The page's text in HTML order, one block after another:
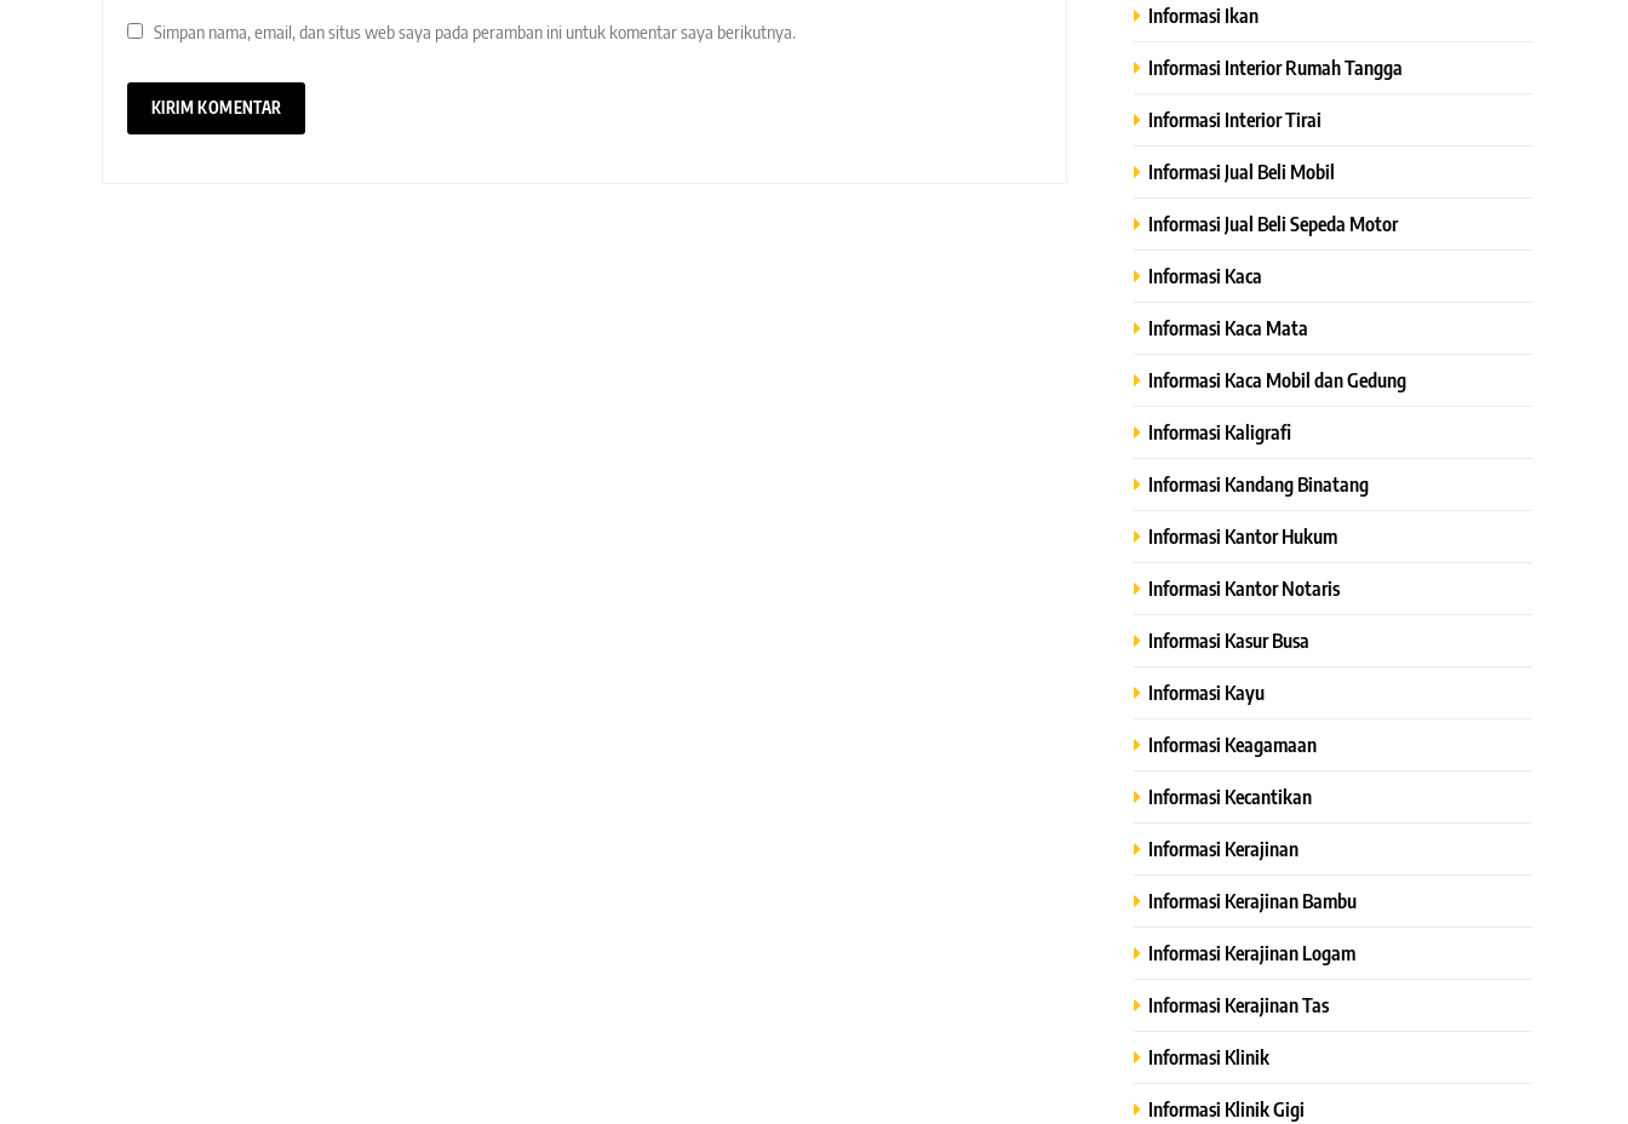
Simpan nama, email, dan situs web saya pada peramban ini untuk komentar saya berikutnya.
Informasi Ikan
Informasi Interior Rumah Tangga
Informasi Interior Tirai
Informasi Jual Beli Mobil
Informasi Jual Beli Sepeda Motor
Informasi Kaca
Informasi Kaca Mata
Informasi Kaca Mobil dan Gedung
Informasi Kaligrafi
Informasi Kandang Binatang
Informasi Kantor Hukum
Informasi Kantor Notaris
Informasi Kasur Busa
Informasi Kayu
Informasi Keagamaan
Informasi Kecantikan
Informasi Kerajinan
Informasi Kerajinan Bambu
Informasi Kerajinan Logam
Informasi Kerajinan Tas
Informasi Klinik
Informasi Klinik Gigi